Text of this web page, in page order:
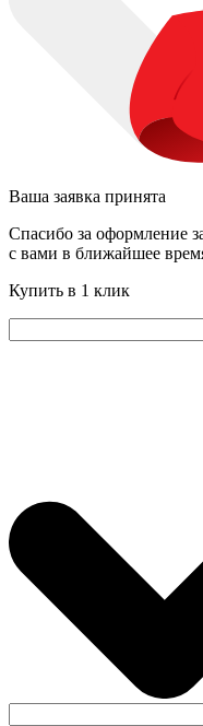
Ваша заявка принята
Спасибо за оформление
с вами в ближайшее
Купить в 1 клик